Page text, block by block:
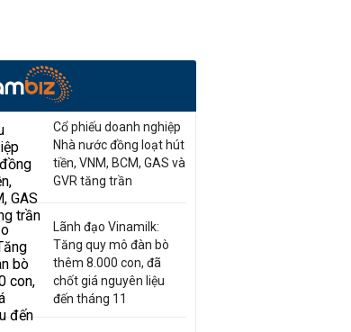
Cổ phiếu doanh nghiệp
Nhà nước đồng loạt hút
tiền, VNM, BCM, GAS và
GVR tăng trần
Lãnh đạo Vinamilk:
Tăng quy mô đàn bò
thêm 8.000 con, đã
chốt giá nguyên liệu
đến tháng 11